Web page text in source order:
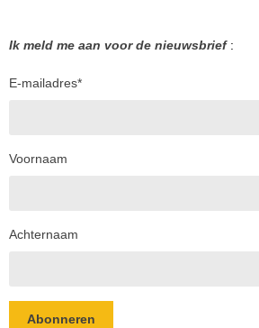
Ik meld me aan voor de nieuwsbrief:
E-mailadres*
Voornaam
Achternaam
Abonneren